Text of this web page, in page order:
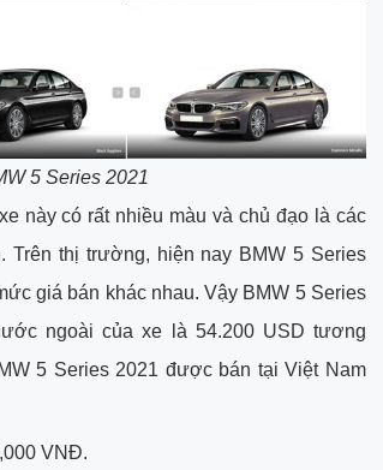
5 Series 2021
này có rất nhiều màu và chủ đạo là các
Trên thị trường, hiện nay BMW 5 Series
giá bán khác nhau. Vậy BMW 5 Series
ngoài của xe là 54.200 USD tương
5 Series 2021 được bán tại Việt Nam
VNĐ.